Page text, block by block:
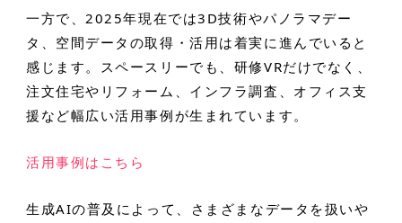
一方で、2025年現在では3D技術やパノラマデー
タ、空間データの取得・活用は着実に進んでいると
感じます。スペースリーでも、研修VRだけでなく、
注文住宅やリフォーム、インフラ調査、オフィス支
援など幅広い活用事例が生まれています。
活用事例はこちら
生成AIの普及によって、さまざまなデータを扱いや